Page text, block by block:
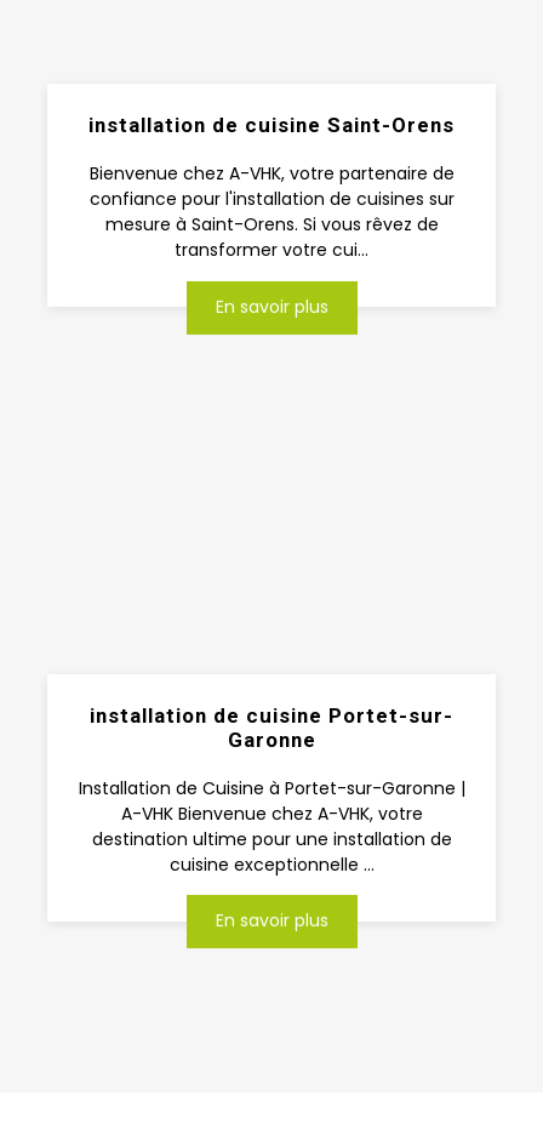
installation de cuisine Saint-Orens
Bienvenue chez A-VHK, votre partenaire de
confiance pour l'installation de cuisines sur
mesure à Saint-Orens. Si vous rêvez de
transformer votre cui...
En savoir plus
installation de cuisine Portet-sur-
Garonne
Installation de Cuisine à Portet-sur-Garonne |
A-VHK Bienvenue chez A-VHK, votre
destination ultime pour une installation de
cuisine exceptionnelle ...
En savoir plus